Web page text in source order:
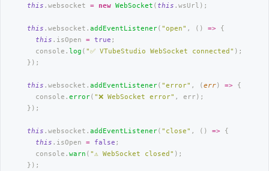
    this
.websocket = new WebSocket ( this .wsUrl);
    this
.websocket. addEventListener( "open" , () => {
      this
.isOpen = true ;
      console.
log ( "✅ VTubeStudio WebSocket connected" );
    });
    this
.websocket. addEventListener( "error" , (err) => {
      console.
error( "❌ WebSocket error" , err);
    });
    this
.websocket. addEventListener( " close" , () => {
      this
.isOpen = false ;
      console.
warn ( "⚠️ WebSocket closed" );
    });